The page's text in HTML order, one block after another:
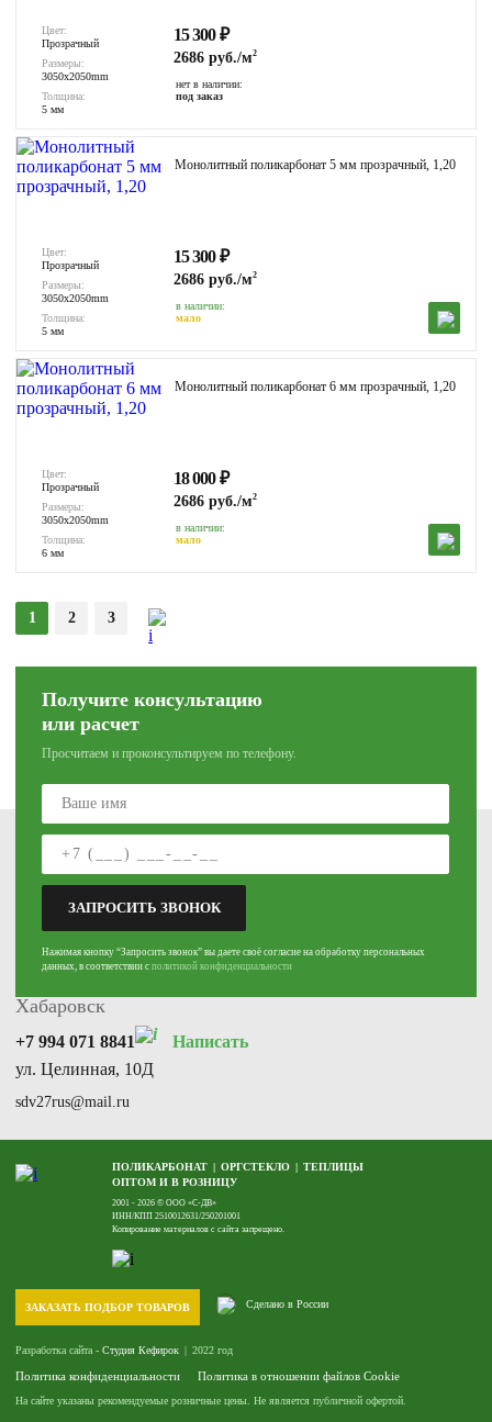
Цвет:
Прозрачный
Размеры:
3050x2050mm
Толщина:
5 мм
15 300₽
2686 руб./м2
нет в наличии:
под заказ
Монолитный поликарбонат 5 мм прозрачный, 1,20
Цвет:
Прозрачный
Размеры:
3050x2050mm
Толщина:
5 мм
15 300₽
2686 руб./м2
в наличии:
мало
Монолитный поликарбонат 6 мм прозрачный, 1,20
Цвет:
Прозрачный
Размеры:
3050x2050mm
Толщина:
6 мм
18 000₽
2686 руб./м2
в наличии:
мало
1 2 3
Получите консультацию
или расчет
Просчитаем и проконсультируем по телефону.
ЗАПРОСИТЬ ЗВОНОК
Нажимая кнопку “Запросить звонок” вы даете своё согласие на обработку персональных
данных, в соответствии с политикой конфиденциальности
Артём
+7 950 290 2949
Написать
ул. 1-я Рабочая, 28, 3 этаж, 5 кабинет
sdv25rus@mail.ru
Хабаровск
+7 994 071 8841
Написать
ул. Целинная, 10Д
sdv27rus@mail.ru
ПОЛИКАРБОНАТ ОРГСТЕКЛО
ТЕПЛИЦЫ
ОПТОМ И В РОЗНИЦУ
2001 - 2026 © ООО «С-ДВ»
ИНН/КПП 2510012631/250201001
Копирование материалов с сайта запрещено.
ЗАКАЗАТЬ ПОДБОР ТОВАРОВ Сделано в России
Разработка сайта - Студия Кефирок 2022 год
Политика конфиденциальности Политика в отношении файлов Cookie
На сайте указаны рекомендуемые розничные цены. Не является публичной офертой.